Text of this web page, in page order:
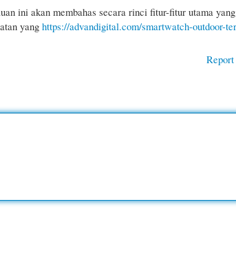
ini akan membahas secara rinci fitur-fitur utama yang
yanghttps://advandigital.com/smartwatch-outdoor-